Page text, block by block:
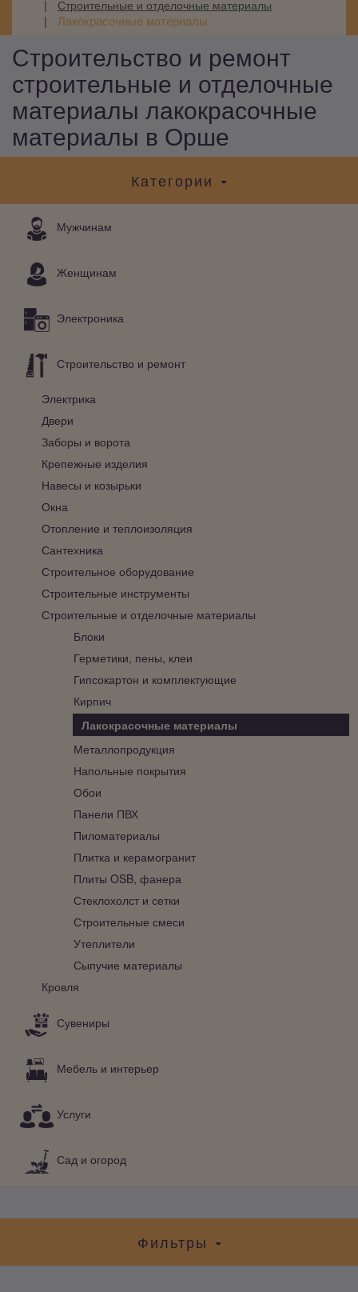
Строительные и отделочные материалы
Лакокрасочные материалы
Строительство и ремонт
строительные и отделочные
материалы лакокрасочные
материалы в Орше
Категории
Мужчинам
Женщинам
Электроника
Строительство и ремонт
Электрика
Двери
Заборы и ворота
Крепежные изделия
Навесы и козырьки
Окна
Отопление и теплоизоляция
Сантехника
Строительное оборудование
Строительные инструменты
Строительные и отделочные материалы
Блоки
Герметики, пены, клеи
Гипсокартон и комплектующие
Кирпич
Лакокрасочные материалы
Металлопродукция
Напольные покрытия
Обои
Панели ПВХ
Пиломатериалы
Плитка и керамогранит
Плиты OSB, фанера
Стеклохолст и сетки
Строительные смеси
Утеплители
Сыпучие материалы
Кровля
Сувениры
Мебель и интерьер
Услуги
Сад и огород
Фильтры